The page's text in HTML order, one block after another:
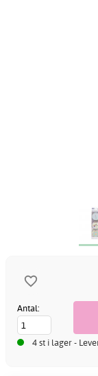
Antal:
4 st i lager -